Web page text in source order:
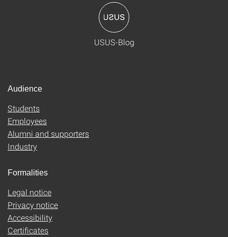
USUS-Blog
Audience
Students
Employees
Alumni and supporters
Industry
Formalities
Legal notice
Privacy notice
Accessibility
Certificates